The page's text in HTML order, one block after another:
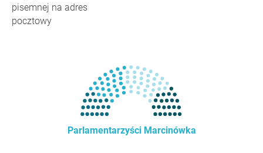
pisemnej na adres
pocztowy
Parlamentarzyści Marcinówka